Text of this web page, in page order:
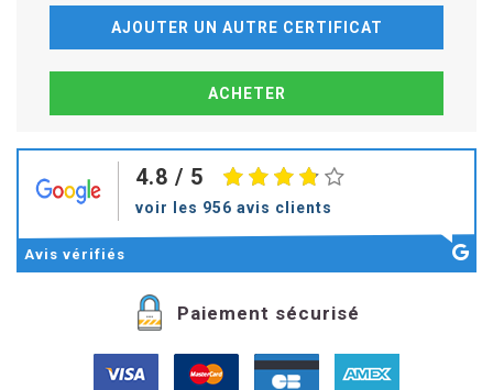
AJOUTER UN AUTRE CERTIFICAT
4.8 / 5
voir les 956 avis clients
Avis vérifiés
Paiement sécurisé